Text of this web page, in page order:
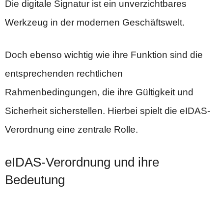
Die digitale Signatur ist ein unverzichtbares
Werkzeug in der modernen Geschäftswelt.
Doch ebenso wichtig wie ihre Funktion sind die
entsprechenden rechtlichen
Rahmenbedingungen, die ihre Gültigkeit und
Sicherheit sicherstellen. Hierbei spielt die eIDAS-
Verordnung eine zentrale Rolle.
eIDAS-Verordnung und ihre
Bedeutung